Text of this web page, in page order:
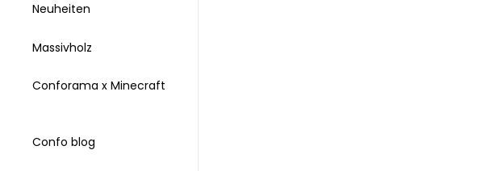
Neuheiten
Massivholz
Conforama x Minecraft
Confo blog